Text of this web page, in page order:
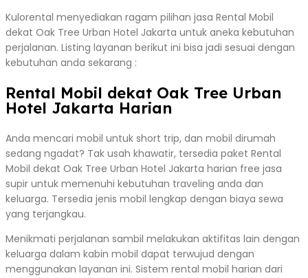
Kulorental menyediakan ragam pilihan jasa Rental Mobil
dekat Oak Tree Urban Hotel Jakarta untuk aneka kebutuhan
perjalanan. Listing layanan berikut ini bisa jadi sesuai dengan
kebutuhan anda sekarang :
Rental Mobil dekat Oak Tree Urban
Hotel Jakarta Harian
Anda mencari mobil untuk short trip, dan mobil dirumah
sedang ngadat? Tak usah khawatir, tersedia paket Rental
Mobil dekat Oak Tree Urban Hotel Jakarta harian free jasa
supir untuk memenuhi kebutuhan traveling anda dan
keluarga. Tersedia jenis mobil lengkap dengan biaya sewa
yang terjangkau.
Menikmati perjalanan sambil melakukan aktifitas lain dengan
keluarga dalam kabin mobil dapat terwujud dengan
menggunakan layanan ini. Sistem rental mobil harian dari